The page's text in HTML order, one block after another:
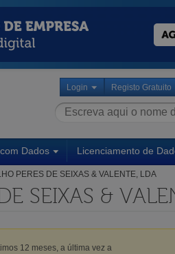
Login Registo Gratuito
Dados Licenciamento de
PERES DE SEIXAS & VALENTE, LDA
SEIXAS &
12 meses, a última vez a